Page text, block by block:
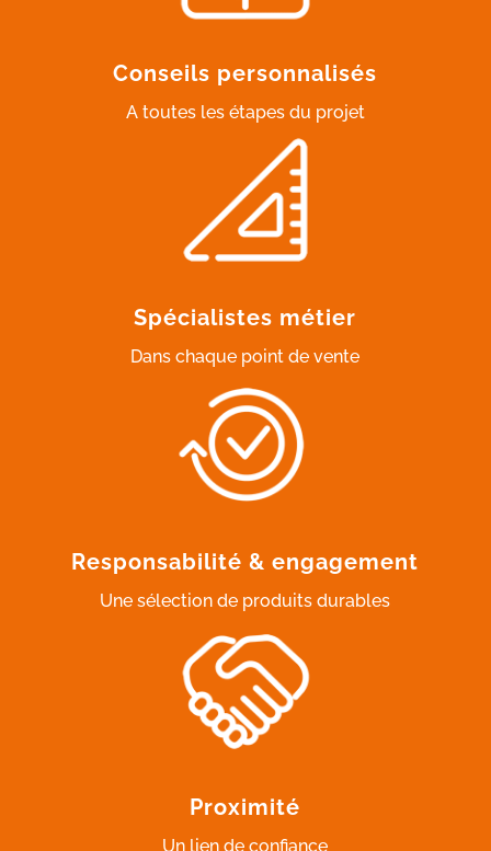
Conseils personnalisés
A toutes les étapes du projet
Spécialistes métier
Dans chaque point de vente
Responsabilité & engagement
Une sélection de produits durables
Proximité
Un lien de confiance